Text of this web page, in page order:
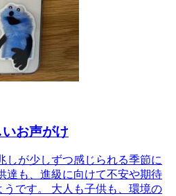
お声がけ
しが少しずつ感じられる季節に
達も、進級に向けて不安や期待
です。 大人も子供も、環境の